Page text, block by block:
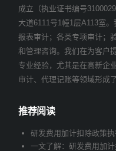
成立（执业证书编号
大道6111号1幢1层A113室
报表审计；各类专项审计；
和管理咨询。我们在为客户
专业经验，尤其是在高新企
审计、代理记账等领域形成
推荐阅读
研发费用加计扣除政策执
一文了解：研发费用加